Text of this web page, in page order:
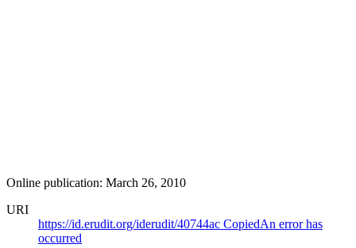
Online publication: March 26, 2010
URI
https://id.erudit.org/iderudit/40744ac CopiedAn error has
occurred